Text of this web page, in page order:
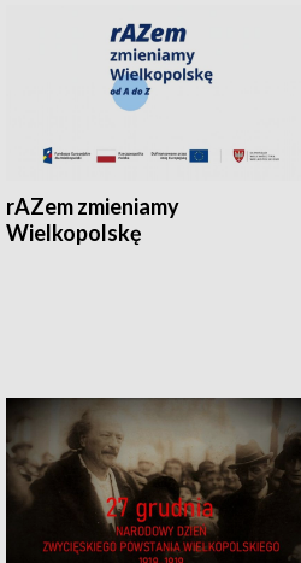
rAZem zmieniamy
Wielkopolskę